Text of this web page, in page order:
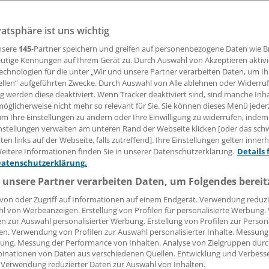
ab 18 oder ab 50 Jahren, gar keine oder eine auf
Gesetzesanträge sich im Bundestag durchsetzt, ist völlig
um die Mehrheit hat begonnen.
Leserin, lieber Leser,
Beitrag können Sie lesen, sobald Sie sich eingeloggt
Jetzt anmelden »
Kostenlos
vergessen?
ist mit wenigen Klicks erledigt und kostenlos.
des kostenlosen Login:
Analysen, Hintergründe und Infografiken
Interviews und Praxis-Tipps
ist uns wichtig
145-Partner speichern und greifen auf personenbezogene Daten wie
Kennungen auf Ihrem Gerät zu. Durch Auswahl von Akzeptieren
für die unter „Wir und unsere Partner verarbeiten Daten, um
aufgeführten Zwecke. Durch Auswahl von Alle ablehnen oder
werden diese deaktiviert. Wenn Tracker deaktiviert sind, sind manche
nicht mehr so relevant für Sie. Sie können dieses Menü
Ihre Einstellungen zu ändern oder Ihre Einwilligung zu widerrufen, indem
verwalten am unteren Rand der Webseite klicken [oder das
links auf der Webseite, falls zutreffend]. Ihre Einstellungen gelten
Informationen finden Sie in unserer Datenschutzerklärung. Details
Partner verarbeiten Daten, um Folgendes
oder Zugriff auf Informationen auf einem Endgerät. Verwendung
von Werbeanzeigen. Erstellung von Profilen für personalisierte
zur Auswahl personalisierter Werbung. Erstellung von Profilen zur
Verwendung von Profilen zur Auswahl personalisierter Inhalte.
Messung der Performance von Inhalten. Analyse von Zielgruppen
von Daten aus verschiedenen Quellen. Entwicklung und
reduzierter Daten zur Auswahl von Inhalten.